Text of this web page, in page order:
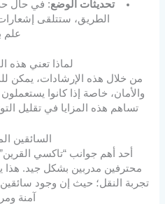
تحديثات الوضع: في حال
الطريق، ستتلقى
علم
لماذا تعني هذه
من خلال هذه الإرشادات، يمكن
والأمان، خاصة إذا كانوا
تساهم هذه المزايا في تقليل
السائقين
أحد أهم جوانب “تاكسي
محترفين مدربين بشكل جيد.
تجربة النقل؛ حيث إن وجود
آمنة